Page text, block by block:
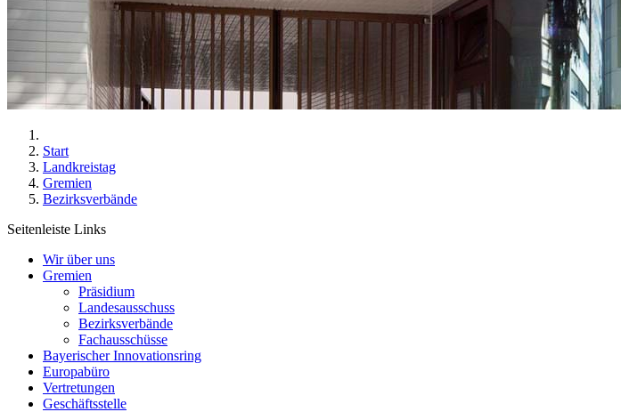
Start
Landkreistag
Gremien
Bezirksverbände
Seitenleiste Links
Wir über uns
Gremien
Präsidium
Landesausschuss
Bezirksverbände
Fachausschüsse
Bayerischer Innovationsring
Europabüro
Vertretungen
Geschäftsstelle